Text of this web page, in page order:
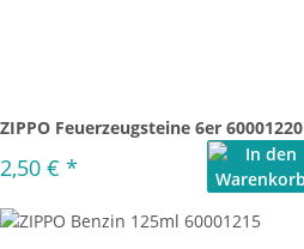
ZIPPO Feuerzeugsteine 6er 60001220
2,50 € *